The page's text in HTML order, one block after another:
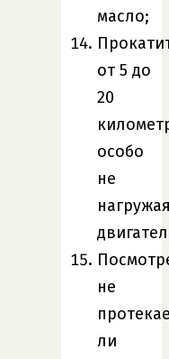
масло;
от 5 до
20
особо
не
не
ли